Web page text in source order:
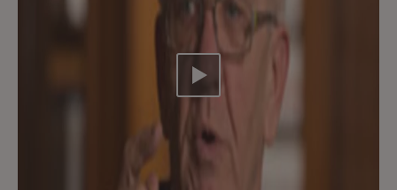
Video abspielen